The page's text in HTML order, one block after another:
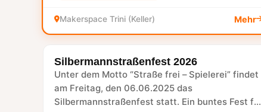
Makerspace Trini (Keller) Mehr
RÜCKBLICK
Silbermannstraßenfest 2026
Unter dem Motto “Straße frei – Spielerei” findet
am Freitag, den 06.06.2025 das
Silbermannstraßenfest statt. Ein buntes Fest für